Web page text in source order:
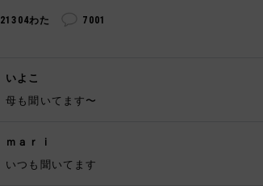
21304わた 7001
いよこ
母も聞いてます〜
ｍａｒｉ
いつも聞いてます